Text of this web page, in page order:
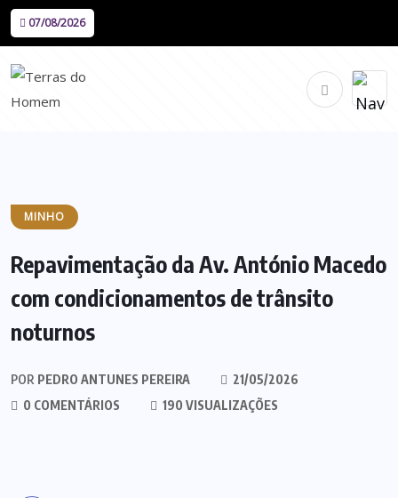
07/08/2026
MINHO
Repavimentação da Av. António Macedo
com condicionamentos de trânsito
noturnos
POR PEDRO ANTUNES PEREIRA
21/05/2026
0 COMENTÁRIOS
190 VISUALIZAÇÕES